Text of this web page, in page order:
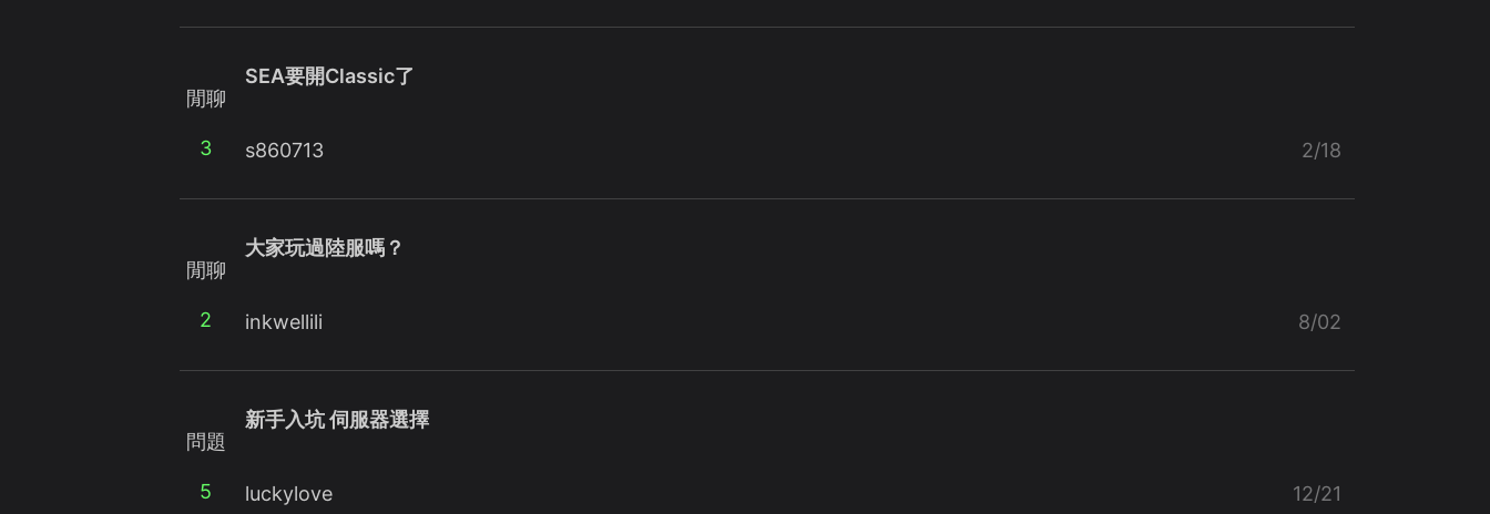
閒聊
3
SEA要開Classic了
s860713 2/18
閒聊
2
大家玩過陸服嗎？
inkwellili 8/02
問題
5
新手入坑 伺服器選擇
luckylove 12/21